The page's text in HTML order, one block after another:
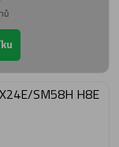
SM58H H8E